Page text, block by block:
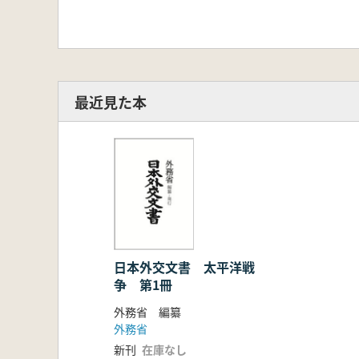
最近見た本
日本外交文書 太平洋戦
争 第1冊
外務省 編纂
外務省
新刊 在庫なし